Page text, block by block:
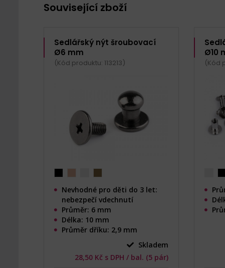
Související zboží
Sedlářský nýt šroubovací
Ø6 mm
(Kód produktu: 113213)
Nevhodné pro děti do 3 let:
nebezpečí vdechnutí
Průměr: 6 mm
Délka: 10 mm
Průměr dříku: 2,9 mm
Skladem
28,50 Kč s DPH / bal. (5 pár)
Ø10
(Kód